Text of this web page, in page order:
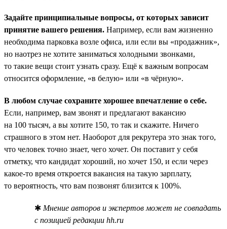
Задайте принципиальные вопросы, от которых зависит
принятие вашего решения. Например, если вам жизненно
необходима парковка возле офиса, или если вы «продажник»,
но наотрез не хотите заниматься холодными звонками,
то такие вещи стоит узнать сразу. Ещё к важным вопросам
относится оформление, «в белую» или «в чёрную».
В любом случае сохраните хорошее впечатление о себе.
Если, например, вам звонят и предлагают вакансию
на 100 тысяч, а вы хотите 150, то так и скажите. Ничего
страшного в этом нет. Наоборот для рекрутера это знак того,
что человек точно знает, чего хочет. Он поставит у себя
отметку, что кандидат хороший, но хочет 150, и если через
какое-то время откроется вакансия на такую зарплату,
то вероятность, что вам позвонят близится к 100%.
✱ Мнение авторов и экспертов может не совпадать
с позицией редакции hh.ru